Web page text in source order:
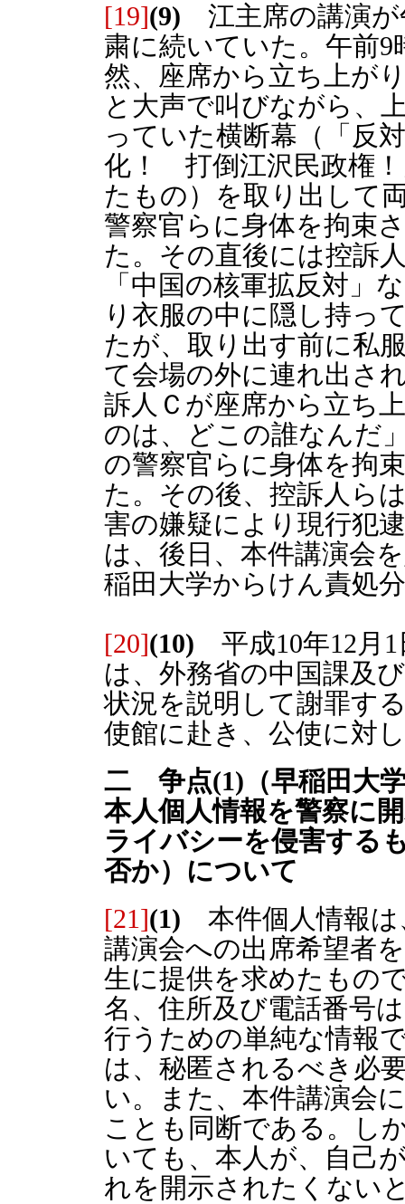
[19](9) 江主席の講演が
粛に続いていた。午前9
然、座席から立ち上が
と大声で叫びながら、
っていた横断幕（「反
化！ 打倒江沢民政権
たもの）を取り出して
警察官らに身体を拘束
た。その直後には控訴
「中国の核軍拡反対」
り衣服の中に隠し持っ
たが、取り出す前に私
て会場の外に連れ出さ
訴人Ｃが座席から立ち
のは、どこの誰なんだ
の警察官らに身体を拘
た。その後、控訴人ら
害の嫌疑により現行犯
は、後日、本件講演会
稲田大学からけん責処
[20](10) 平成10年12月1
は、外務省の中国課及
状況を説明して謝罪す
使館に赴き、公使に対
二 争点(1)（早稲田大
本人個人情報を警察に
ライバシーを侵害する
否か）について
[21](1) 本件個人情報は
講演会への出席希望者
生に提供を求めたもの
名、住所及び電話番号
行うための単純な情報
は、秘匿されるべき必
い。また、本件講演会
ことも同断である。し
いても、本人が、自己
れを開示されたくない